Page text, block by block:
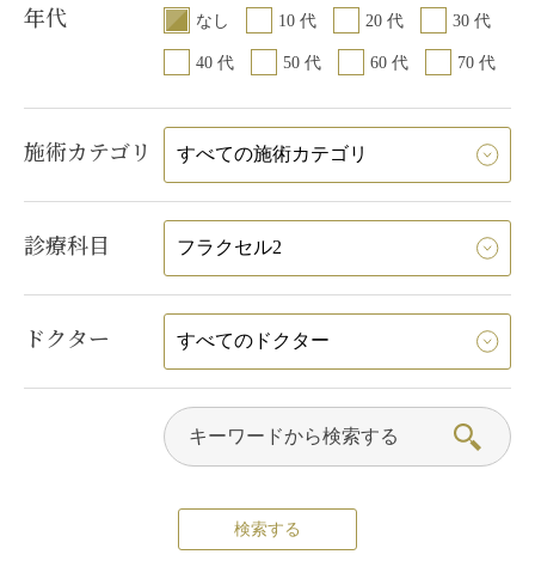
年代 なし 10 代 20 代 30 代
40 代 50 代 60 代 70 代
施術カテゴリ
診療科目
ドクター